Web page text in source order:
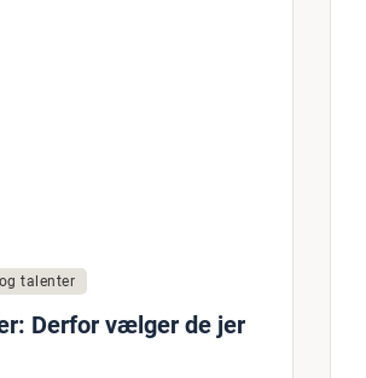
talenter
Derfor vælger de jer